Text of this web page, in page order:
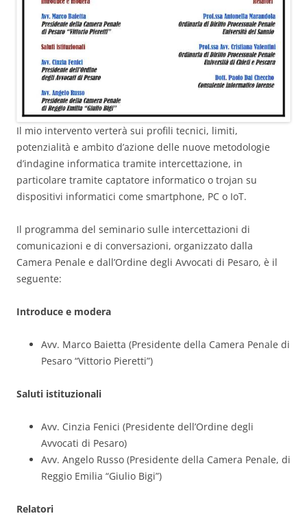
Il mio intervento verterà sui profili tecnici, limiti,
potenzialità e ambito d’azione delle nuove metodologie
d’indagine informatica tramite intercettazione, in
particolare tramite captatore informatico o trojan su
dispositivi informatici come smartphone, PC o IoT.
Il programma del seminario sulle intercettazioni di
comunicazioni e di conversazioni, organizzato dalla
Camera Penale e dall’Ordine degli Avvocati di Pesaro, è il
seguente:
Introduce e modera
Avv. Marco Baietta (Presidente della Camera Penale di
Pesaro “Vittorio Pieretti”)
Saluti istituzionali
Avv. Cinzia Fenici (Presidente dell’Ordine degli
Avvocati di Pesaro)
Avv. Angelo Russo (Presidente della Camera Penale, di
Reggio Emilia “Giulio Bigi”)
Relatori